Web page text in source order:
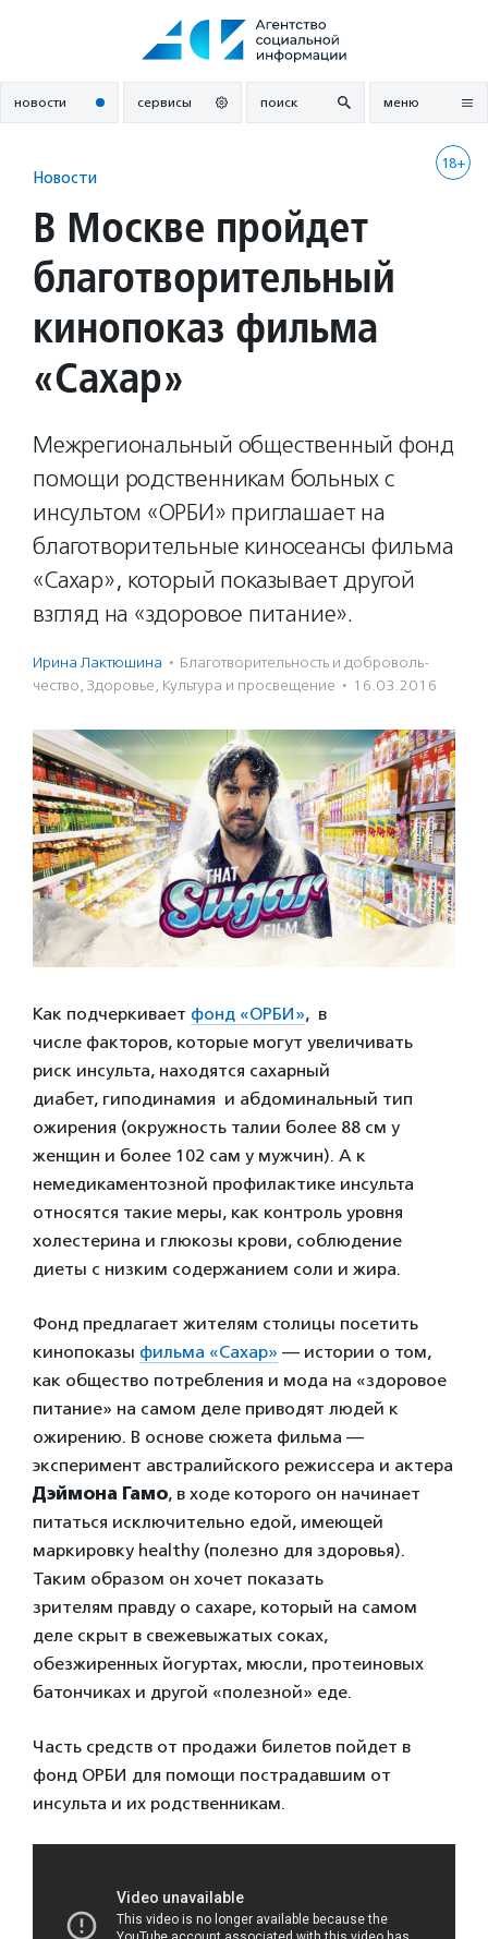
новости сервисы поиск меню
18+
Новости
В Москве пройдет
благотворительный
кинопоказ фильма
«Сахар»
Межрегиональный общественный фонд
помощи родственникам больных с
инсультом «ОРБИ» приглашает на
благотворительные киносеансы фильма
«Сахар», который показывает другой
взгляд на «здоровое питание».
Ирина Лактюшина · Благотвори­тель­ность и доброволь­
чест­во, Здоровье, Культура и просвещение · 16.03.2016
Как подчеркивает фонд «ОРБИ», в
числе факторов, которые могут увеличивать
риск инсульта, находятся сахарный
диабет, гиподинамия и абдоминальный тип
ожирения (окружность талии более 88 см у
женщин и более 102 сам у мужчин). А к
немедикаментозной профилактике инсульта
относятся такие меры, как контроль уровня
холестерина и глюкозы крови, соблюдение
диеты с низким содержанием соли и жира.
Фонд предлагает жителям столицы посетить
кинопоказы фильма «Сахар» — истории о том,
как общество потребления и мода на «здоровое
питание» на самом деле приводят людей к
ожирению. В основе сюжета фильма —
эксперимент австралийского режиссера и актера
Дэймона Гамо, в ходе которого он начинает
питаться исключительно едой, имеющей
маркировку healthy (полезно для здоровья).
Таким образом он хочет показать
зрителям правду о сахаре, который на самом
деле скрыт в свежевыжатых соках,
обезжиренных йогуртах, мюсли, протеиновых
батончиках и другой «полезной» еде.
Часть средств от продажи билетов пойдет в
фонд ОРБИ для помощи пострадавшим от
инсульта и их родственникам.